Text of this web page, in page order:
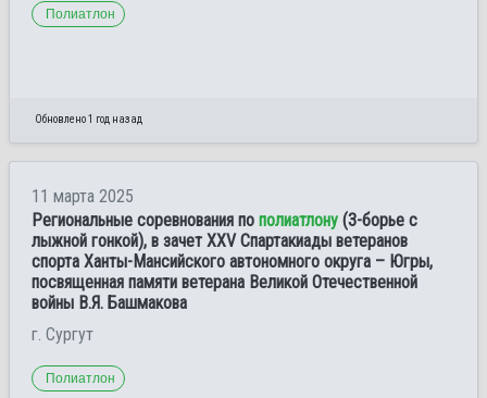
Полиатлон
Обновлено 1 год назад
11 марта 2025
Региональные соревнования по полиатлону (3-борье с
лыжной гонкой), в зачет XXV Спартакиады ветеранов
спорта Ханты-Мансийского автономного округа – Югры,
посвященная памяти ветерана Великой Отечественной
войны В.Я. Башмакова
г. Сургут
Полиатлон